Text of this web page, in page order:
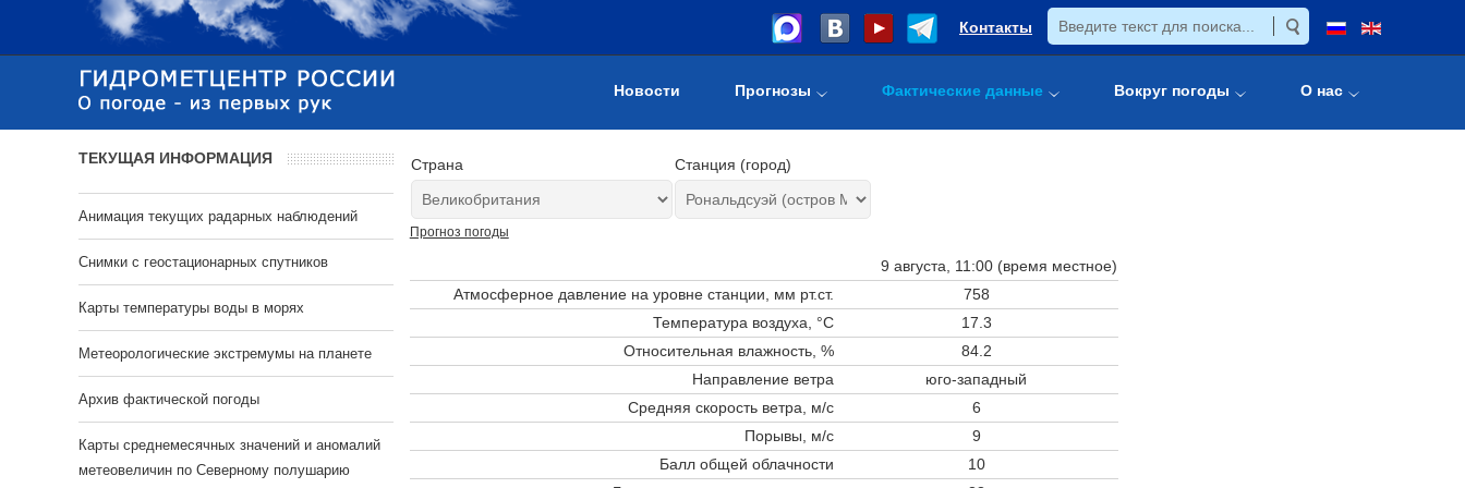
Контакты
Новости Прогнозы Фактические данные Вокруг погоды О нас
Страна Станция (город)
Прогноз погоды
9 августа, 11:00 (время местное)
Атмосферное давление на уровне станции, мм рт.ст.
758
Температура воздуха, °C
17.3
Относительная влажность, %
84.2
Направление ветра
юго-западный
Средняя скорость ветра, м/с
6
Порывы, м/с
9
Балл общей облачности
10
ТЕКУЩАЯ ИНФОРМАЦИЯ
Анимация текущих радарных наблюдений
Cнимки с геостационарных спутников
Карты температуры воды в морях
Метеорологические экстремумы на планете
Архив фактической погоды
Карты среднемесячных значений и аномалий
метеовеличин по Северному полушарию